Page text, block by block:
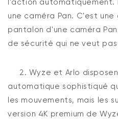
l'action automatiquement.
une caméra Pan. C'est
pantalon d'une caméra
de sécurité qui ne veut
2. Wyze et Arlo
automatique sophistiqué
les mouvements, mais les
version 4K premium de